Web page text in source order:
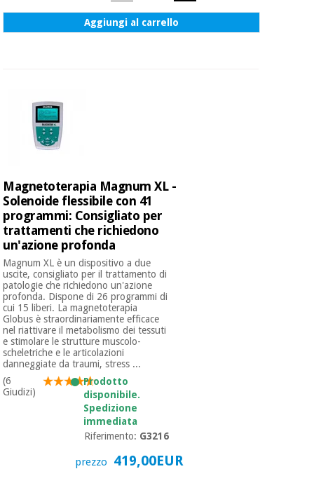
Aggiungi al carrello
Magnetoterapia Magnum XL -
Solenoide flessibile con 41
programmi: Consigliato per
trattamenti che richiedono
un'azione profonda
Magnum XL è un dispositivo a due
uscite, consigliato per il trattamento di
patologie che richiedono un'azione
profonda. Dispone di 26 programmi di
cui 15 liberi. La magnetoterapia
Globus è straordinariamente efficace
nel riattivare il metabolismo dei tessuti
e stimolare le strutture muscolo-
scheletriche e le articolazioni
danneggiate da traumi, stress ...
(6
Giudizi)
Prodotto
disponibile.
Spedizione
immediata
Riferimento: G3216
prezzo 419,00EUR